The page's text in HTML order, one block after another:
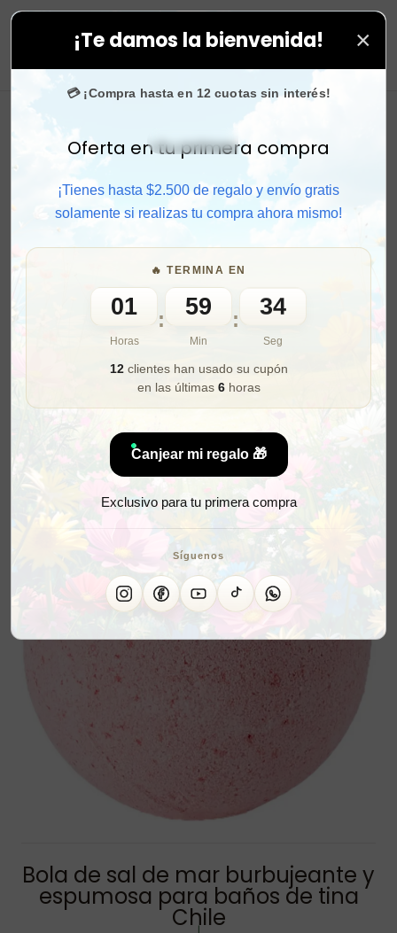
¡Te damos la bienvenida! ×
💳 ¡Compra hasta en 12 cuotas sin interés!
Activar sonido
Oferta en tu primera compra
¡Tienes hasta $2.500 de regalo y envío gratis
solamente si realizas tu compra ahora mismo!
🔥 TERMINA EN
01
Horas
: 59
Min
:
32
Seg
12clientes han usado su cupón
en las últimas 6horas
Canjear mi regalo 🎁
Exclusivo para tu primera compra
Síguenos
💙 +50.000 fans enInstagramconfían en
Bola de sal de mar burbujeante y
espumosa para baños de tina
Chile